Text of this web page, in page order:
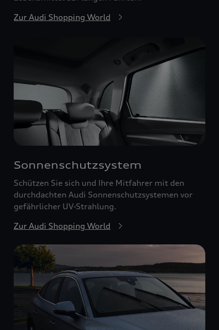
Zur Audi Shopping World
Sonnenschutzsystem
Schützen Sie sich und Ihre Mitfahrer mit den
durchdachten Audi Sonnenschutzsystemen vor
gefährlicher UV-Strahlung.
Zur Audi Shopping World